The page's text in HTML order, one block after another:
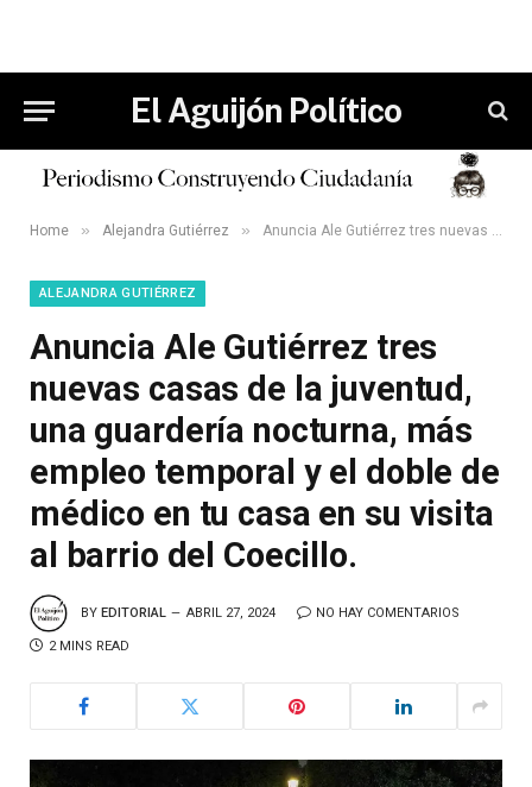
El Aguijón Político
Home » Alejandra Gutiérrez » Anuncia Ale Gutiérrez tres nuevas casas de la juventud, una guardería nocturna, más empleo temporal y el doble de médico en tu casa en su visita al barrio del Coecillo.
ALEJANDRA GUTIÉRREZ
Anuncia Ale Gutiérrez tres
nuevas casas de la juventud,
una guardería nocturna, más
empleo temporal y el doble de
médico en tu casa en su visita
al barrio del Coecillo.
BY EDITORIAL ABRIL 27, 2024 NO HAY COMENTARIOS
2 MINS READ